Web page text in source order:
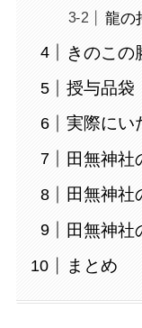
龍の
きのこの
授与品袋
実際にい
田無神社
田無神社
田無神社
まとめ